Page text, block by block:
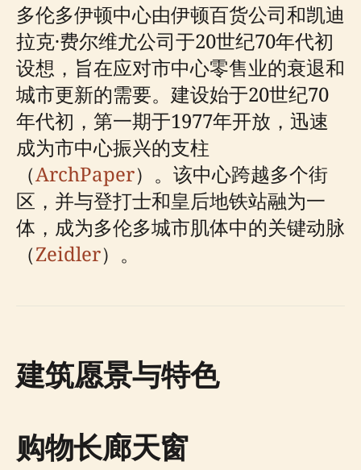
多伦多伊顿中心由伊顿百货公司和凯迪
拉克·费尔维尤公司于20世纪70年代初
设想，旨在应对市中心零售业的衰退和
城市更新的需要。建设始于20世纪70
年代初，第一期于1977年开放，迅速
成为市中心振兴的支柱
（ArchPaper）。该中心跨越多个街
区，并与登打士和皇后地铁站融为一
体，成为多伦多城市肌体中的关键动脉
（Zeidler）。
建筑愿景与特色
购物长廊天窗